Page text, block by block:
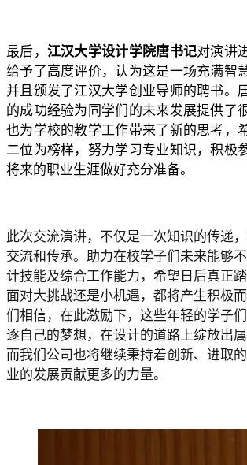
最后， 江汉大学设计学院唐书记对演讲
给予了高度评价，认为这是一场充满智
并且颁发了江汉大学创业导师的聘书。
的成功经验为同学们的未来发展提供了
也为学校的教学工作带来了新的思考，
二位为榜样，努力学习专业知识，积极
将来的职业生涯做好充分准备。
此次交流演讲，不仅是一次知识的传递
交流和传承。助力在校学子们未来能够
计技能及综合工作能力，希望日后真正
面对大挑战还是小机遇，都将产生积极
们相信，在此激励下，这些年轻的学子
逐自己的梦想，在设计的道路上绽放出属
而我们公司也将继续秉持着创新、进取
业的发展贡献更多的力量。